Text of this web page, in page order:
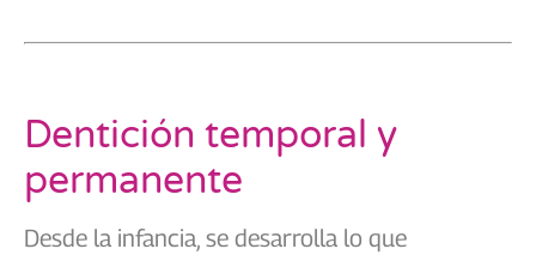
Dentición temporal y
permanente
Desde la infancia, se desarrolla lo que